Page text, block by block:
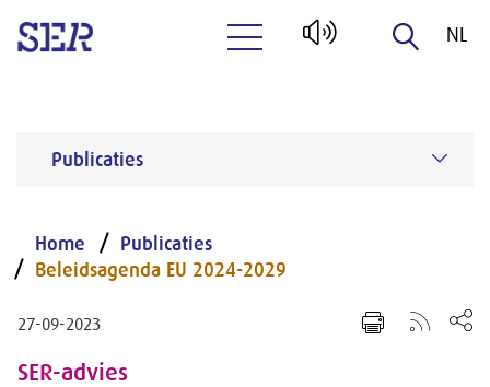
NL
Publicaties
Home
Publicaties
Beleidsagenda EU 2024-2029
27-09-2023
SER-advies